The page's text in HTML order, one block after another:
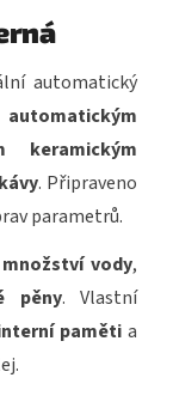
automatický
automatickým
keramickým
. Připraveno
parametrů.
množství vody,
pěny. Vlastní
pamětia